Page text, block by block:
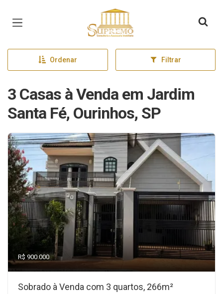
Página inicial
Ordenar Filtrar
3 Casas à Venda em Jardim
Santa Fé, Ourinhos, SP
R$ 900.000
Sobrado à Venda com 3 quartos, 266m²